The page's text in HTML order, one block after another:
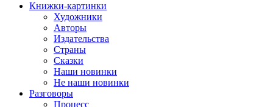
Книжки-картинки
Художники
Авторы
Издательства
Страны
Сказки
Наши новинки
Не наши новинки
Разговоры
Процесс